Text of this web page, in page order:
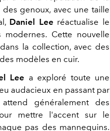
genoux, avec une taille
Daniel Lee réactualise le
Cette nouvelle
la collection, avec des
modèles en cuir.
Lee a exploré toute une
audacieux en passant par
généralement des
mettre l'accent sur le
pas des mannequins.